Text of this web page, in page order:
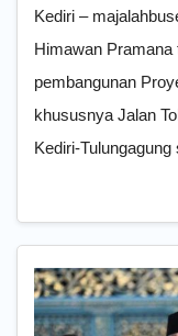
Kediri –
Himawan
pembangunan
khususnya Jalan
Kediri-